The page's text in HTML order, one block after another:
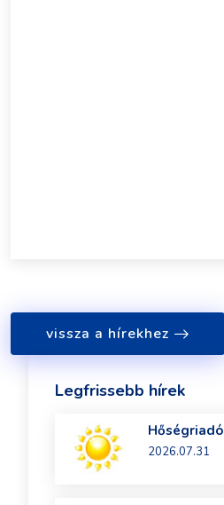
vissza a hírekhez
Legfrissebb hírek
Hőségriadó
2026.07.31